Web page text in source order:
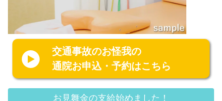
交通事故のお怪我の
通院お申込・予約はこちら
お見舞金の支給始めました！